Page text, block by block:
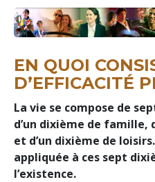
EN QUOI
D’EFFICACITÉ
La vie se compose de
d’un dixième de famille,
et d’un dixième de
appliquée à ces sept
l’existence.